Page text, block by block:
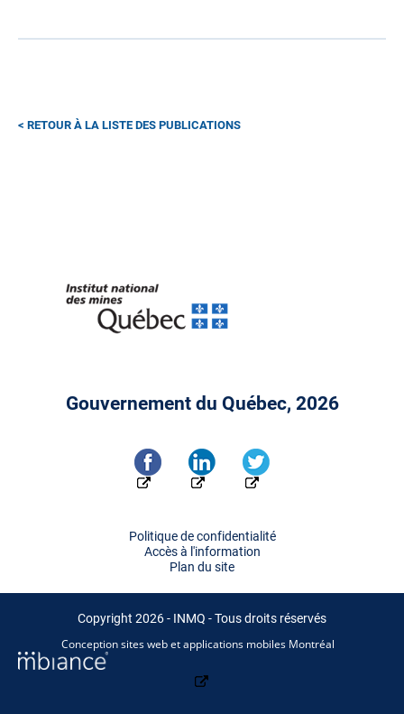
RETOUR À LA LISTE DES PUBLICATIONS
Gouvernement du Québec, 2026
Politique de confidentialité
Accès à l'information
Plan du site
Copyright 2026 - INMQ - Tous droits réservés
Conception sites web et applications mobiles Montréal